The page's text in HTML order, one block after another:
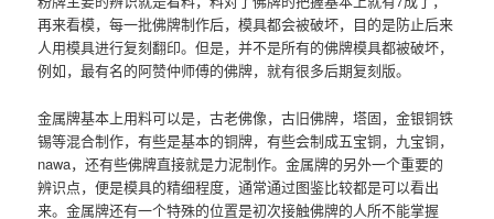
再来看模，每一批佛牌制作后，模具都会被破坏，目的是防止后来
人用模具进行复刻翻印。但是，并不是所有的佛牌模具都被破坏，
例如，最有名的阿赞仲师傅的佛牌，就有很多后期复刻版。
金属牌基本上用料可以是，古老佛像，古旧佛牌，塔固，金银铜铁
锡等混合制作，有些是基本的铜牌，有些会制成五宝铜，九宝铜，
nawa，还有些佛牌直接就是力泥制作。金属牌的另外一个重要的
辨识点，便是模具的精细程度，通常通过图鉴比较都是可以看出
来。金属牌还有一个特殊的位置是初次接触佛牌的人所不能掌握